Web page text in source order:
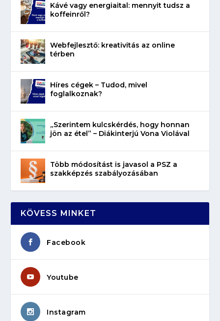
Kávé vagy energiaital: mennyit tudsz a
koffeinről?
Webfejlesztő: kreativitás az online
térben
Híres cégek – Tudod, mivel
foglalkoznak?
„Szerintem kulcskérdés, hogy honnan
jön az étel” – Diákinterjú Vona Violával
Több módosítást is javasol a PSZ a
szakképzés szabályozásában
KÖVESS MINKET
Facebook
Youtube
Instagram